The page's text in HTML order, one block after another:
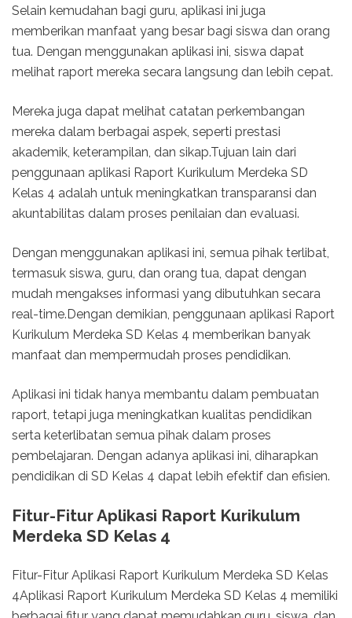
Selain kemudahan bagi guru, aplikasi ini juga
memberikan manfaat yang besar bagi siswa dan orang
tua. Dengan menggunakan aplikasi ini, siswa dapat
melihat raport mereka secara langsung dan lebih cepat.
Mereka juga dapat melihat catatan perkembangan
mereka dalam berbagai aspek, seperti prestasi
akademik, keterampilan, dan sikap.Tujuan lain dari
penggunaan aplikasi Raport Kurikulum Merdeka SD
Kelas 4 adalah untuk meningkatkan transparansi dan
akuntabilitas dalam proses penilaian dan evaluasi.
Dengan menggunakan aplikasi ini, semua pihak terlibat,
termasuk siswa, guru, dan orang tua, dapat dengan
mudah mengakses informasi yang dibutuhkan secara
real-time.Dengan demikian, penggunaan aplikasi Raport
Kurikulum Merdeka SD Kelas 4 memberikan banyak
manfaat dan mempermudah proses pendidikan.
Aplikasi ini tidak hanya membantu dalam pembuatan
raport, tetapi juga meningkatkan kualitas pendidikan
serta keterlibatan semua pihak dalam proses
pembelajaran. Dengan adanya aplikasi ini, diharapkan
pendidikan di SD Kelas 4 dapat lebih efektif dan efisien.
Fitur-Fitur Aplikasi Raport Kurikulum
Merdeka SD Kelas 4
Fitur-Fitur Aplikasi Raport Kurikulum Merdeka SD Kelas
4Aplikasi Raport Kurikulum Merdeka SD Kelas 4 memiliki